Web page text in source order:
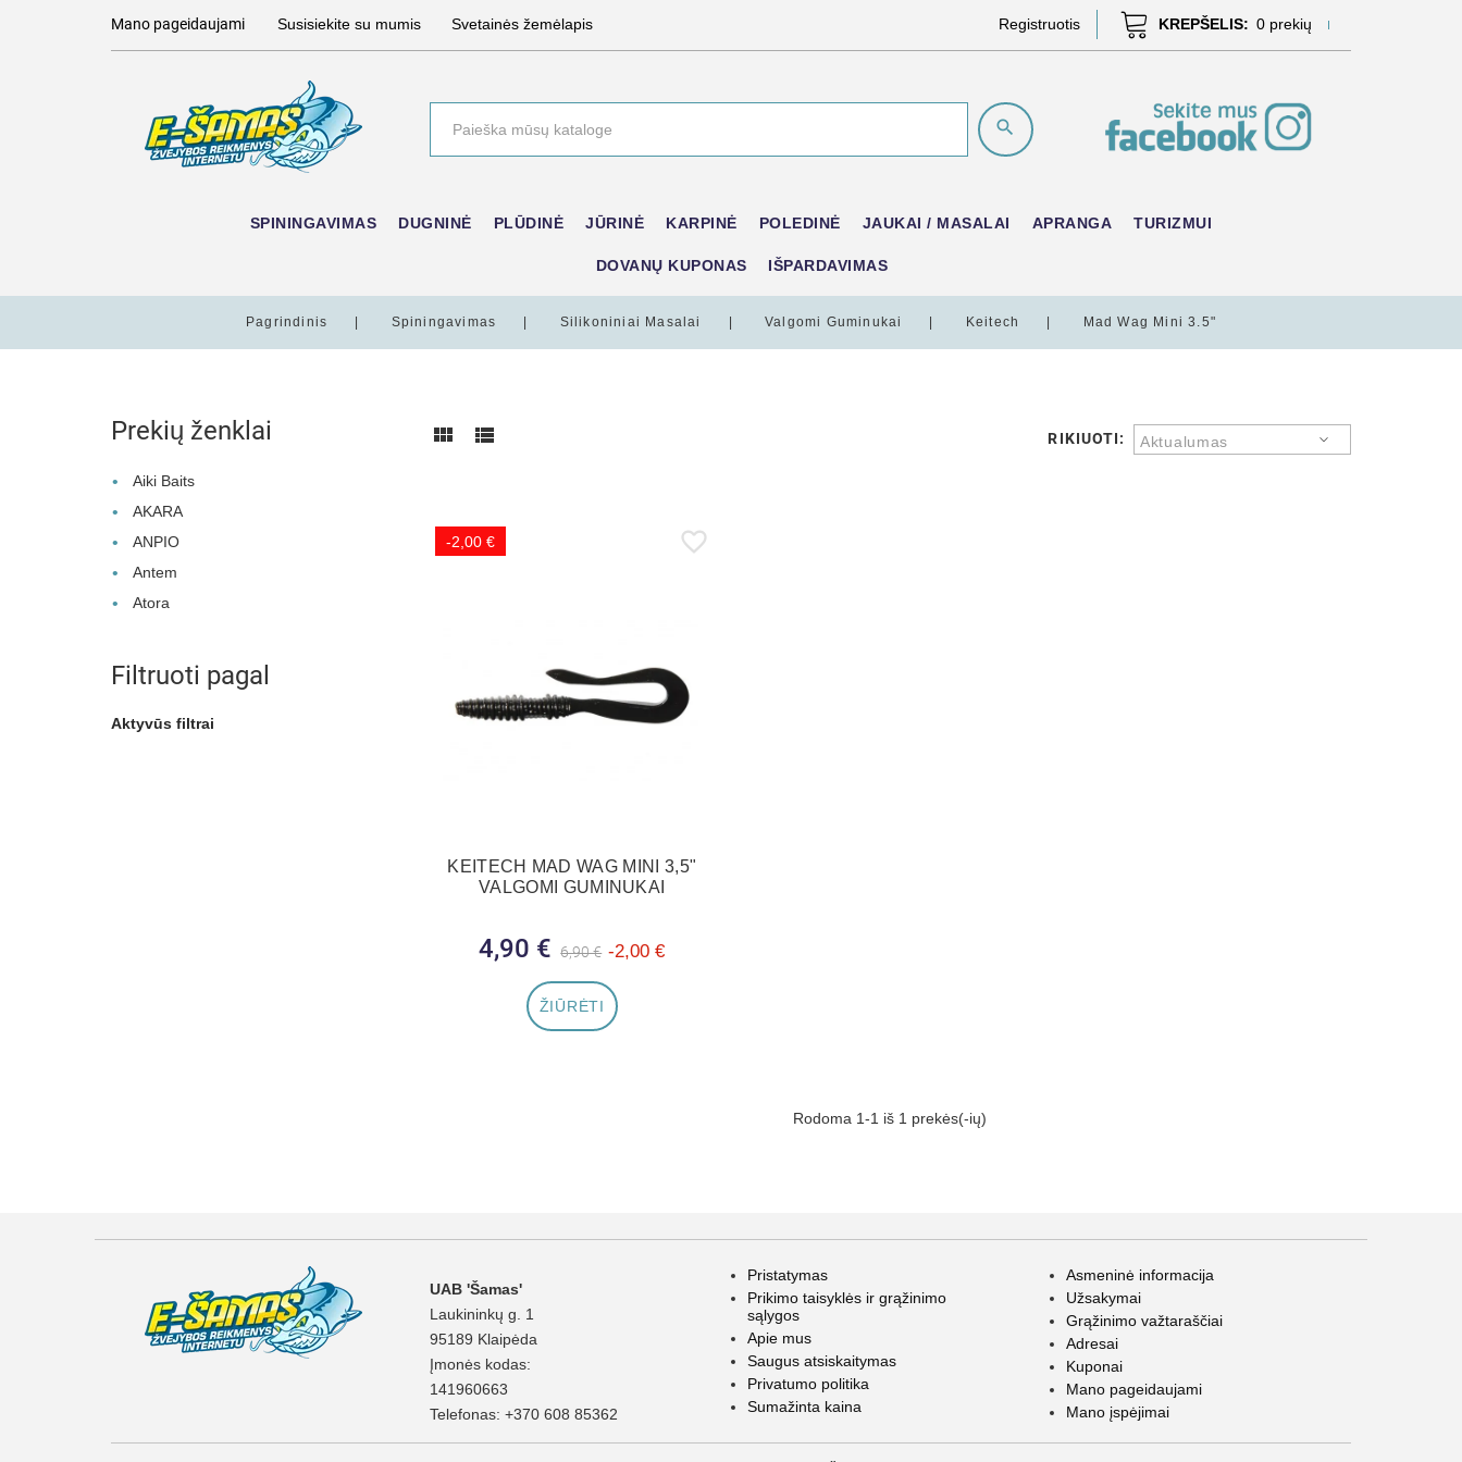
Mano pageidaujami Susisiekite su mumis Svetainės žemėlapis Registruotis KREPŠELIS: 0 prekių
SPININGAVIMAS DUGNINĖ PLŪDINĖ JŪRINĖ KARPINĖ POLEDINĖ JAUKAI / MASALAI APRANGA TURIZMUI
DOVANŲ KUPONAS IŠPARDAVIMAS
Pagrindinis Spiningavimas Silikoniniai Masalai Valgomi Guminukai Keitech Mad Wag Mini 3.5"
RIKIUOTI: Aktualumas
-2,00 €
KEITECH MAD WAG MINI 3,5"
VALGOMI GUMINUKAI
Bazinė kaina
6,90 € -2,00 €
4,90 €
ŽIŪRĖTI
Rodoma 1-1 iš 1 prekės(-ių)
Prekių ženklai
Aiki Baits
AKARA
ANPIO
Antem
Atora
Filtruoti pagal
Aktyvūs filtrai
UAB 'Šamas'
Laukininkų g. 1
95189 Klaipėda
Įmonės kodas:
141960663
Telefonas: +370 608 85362
Pristatymas
Prikimo taisyklės ir grąžinimo
sąlygos
Apie mus
Saugus atsiskaitymas
Privatumo politika
Sumažinta kaina
Asmeninė informacija
Užsakymai
Grąžinimo važtaraščiai
Adresai
Kuponai
Mano pageidaujami
Mano įspėjimai